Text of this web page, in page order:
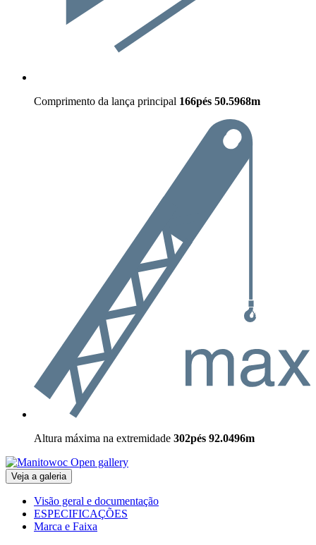
Comprimento da lança principal 166pés 50.5968m
Altura máxima na extremidade 302pés 92.0496m
Open gallery
Veja a galeria
Visão geral e documentação
ESPECIFICAÇÕES
Marca e Faixa